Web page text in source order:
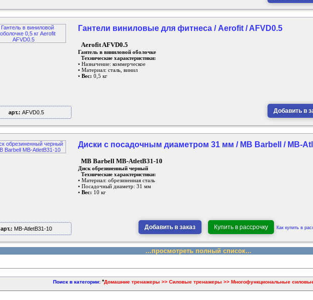
Гантели виниловые для фитнеса / Aerofit / AFVD0.5
Aerofit AFVD0.5
Гантель в виниловой оболочке
Технические характеристики:
• Назначение: коммерческое
• Материал: сталь, винил
• Вес: 0,5 кг
арт.: AFVD0.5 Добавить в
Диски с посадочным диаметром 31 мм / MB Barbell / MB-
MB Barbell MB-AtletB31-10
Диск обрезиненный черный
Технические характеристики:
• Материал: обрезиненная сталь
• Посадочный диаметр: 31 мм
• Вес: 10 кг
арт.: MB-AtletB31-10 Добавить в заказ Купить в рассрочку Как купить в
...просмотреть полный список...
Поиск в категории: *Домашние тренажеры >> Силовые тренажеры >> Многофункциональные